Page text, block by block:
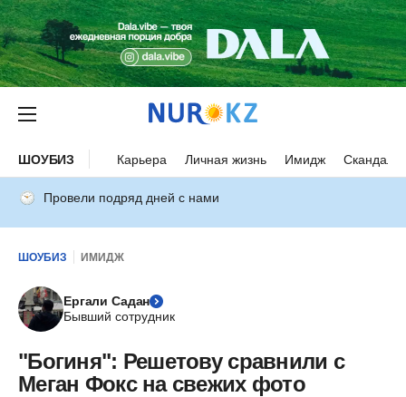
ШОУБИЗ Карьера Личная жизнь Имидж Скандалы
Провели подряд дней с нами
ШОУБИЗ ИМИДЖ
Ергали Садан
Бывший сотрудник
"Богиня": Решетову сравнили с
Меган Фокс на свежих фото